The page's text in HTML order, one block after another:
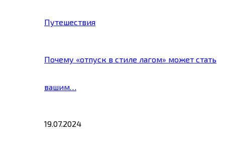
Путешествия
Почему «отпуск в стиле лагом» может стать
вашим…
19.07.2024